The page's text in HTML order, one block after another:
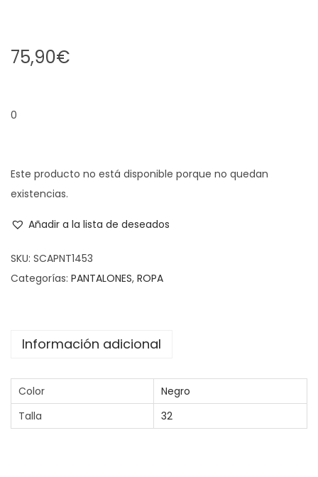
75,90€
0
Este producto no está disponible porque no quedan
existencias.
Añadir a la lista de deseados
SKU: SCAPNT1453
Categorías: PANTALONES, ROPA
Información adicional
Color
Negro
Talla
32